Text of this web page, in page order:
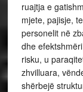
ruajtja e
mjete, pajisje,
personelit në
dhe
risku, u
zhvilluara,
shërbejë